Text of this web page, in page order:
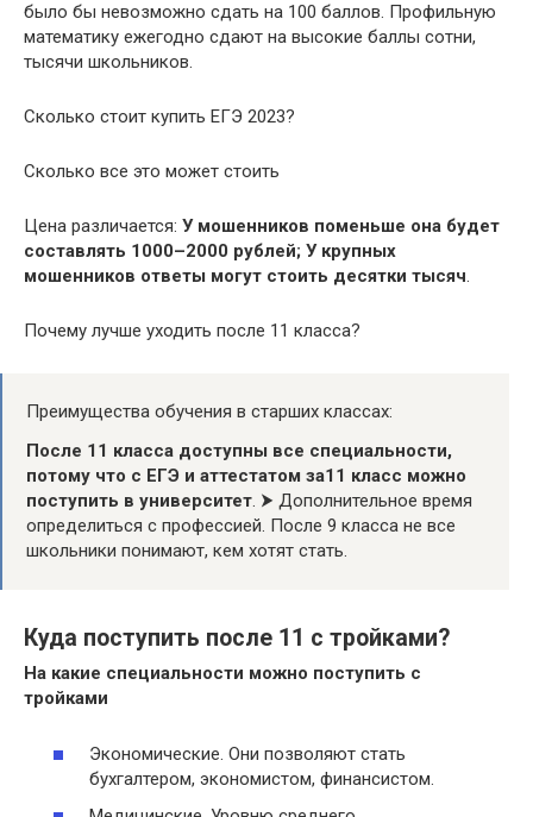
было бы невозможно сдать на 100 баллов. Профильную
математику ежегодно сдают на высокие баллы сотни,
тысячи школьников.
Сколько стоит купить ЕГЭ 2023?
Сколько все это может стоить
Цена различается: У мошенников поменьше она будет
составлять 1000–2000 рублей; У крупных
мошенников ответы могут стоить десятки тысяч.
Почему лучше уходить после 11 класса?
Преимущества обучения в старших классах:
После 11 класса доступны все специальности,
потому что с ЕГЭ и аттестатом за11 класс можно
поступить в университет. ⮞ Дополнительное время
определиться с профессией. После 9 класса не все
школьники понимают, кем хотят стать.
Куда поступить после 11 с тройками?
На какие специальности можно поступить с
тройками
Экономические. Они позволяют стать
бухгалтером, экономистом, финансистом.